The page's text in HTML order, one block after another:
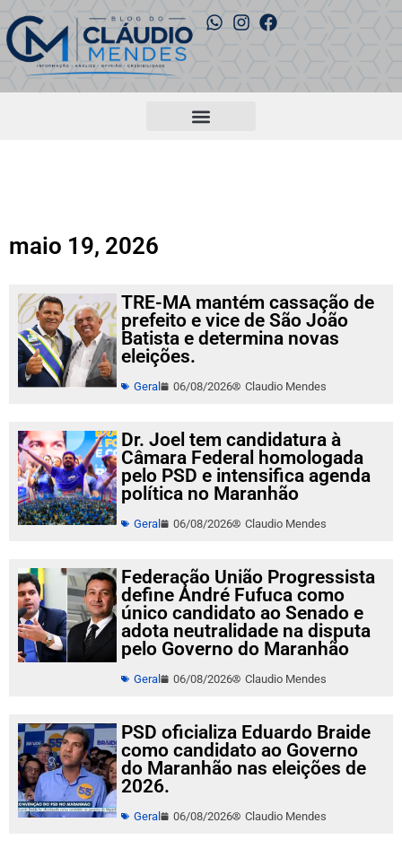
maio 19, 2026
TRE-MA mantém cassação de
prefeito e vice de São João
Batista e determina novas
eleições.
Geral 06/08/2026 Claudio Mendes
Dr. Joel tem candidatura à
Câmara Federal homologada
pelo PSD e intensifica agenda
política no Maranhão
Geral 06/08/2026 Claudio Mendes
Federação União Progressista
define André Fufuca como
único candidato ao Senado e
adota neutralidade na disputa
pelo Governo do Maranhão
Geral 06/08/2026 Claudio Mendes
PSD oficializa Eduardo Braide
como candidato ao Governo
do Maranhão nas eleições de
2026.
Geral 06/08/2026 Claudio Mendes